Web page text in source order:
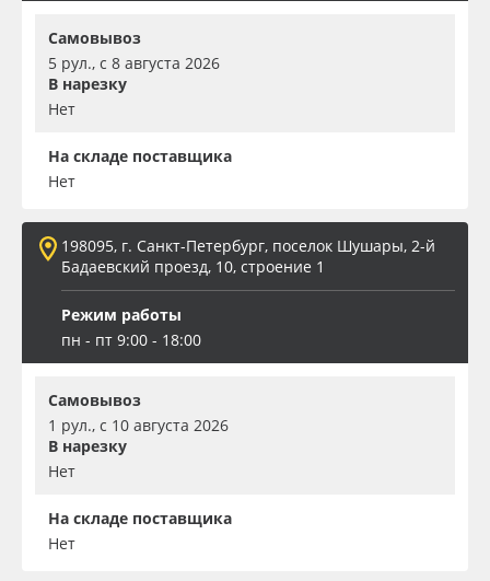
Самовывоз
5 рул., с 8 августа 2026
В нарезку
Нет
На складе поставщика
Нет
198095, г. Санкт-Петербург, поселок Шушары, 2-й
Бадаевский проезд, 10, строение 1
Режим работы
пн - пт 9:00 - 18:00
Самовывоз
1 рул., с 10 августа 2026
В нарезку
Нет
На складе поставщика
Нет